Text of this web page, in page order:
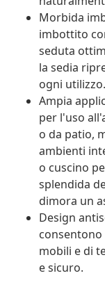
Morbida
imbottito
seduta
la sedia
ogni utilizzo.
Ampia
per l'uso
o da patio,
ambienti
o cuscino
splendida
dimora un
Design
consentono
mobili e di
e sicuro.